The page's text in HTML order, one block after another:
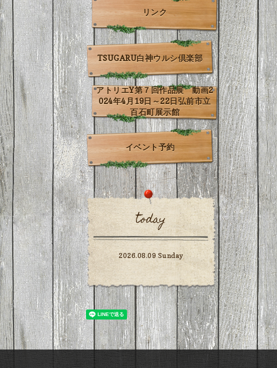
リンク
TSUGARU白神ウルシ倶楽部
アトリエY第７回作品展 動画2
024年4月19日～22日弘前市立
百石町展示館
イベント予約
today
2026.08.09 Sunday